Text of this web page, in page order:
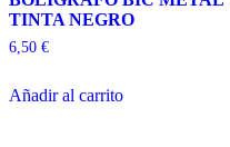
TINTA NEGRO
6,50 €
Añadir al carrito